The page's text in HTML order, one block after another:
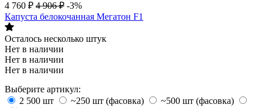
4 760 ₽ 4 906 ₽ -3%
Капуста белокочанная Мегатон F1
Осталось несколько штук
Нет в наличии
Нет в наличии
Нет в наличии
Выберите артикул:
2 500 шт
~250 шт (фасовка)
~500 шт (фасовка)